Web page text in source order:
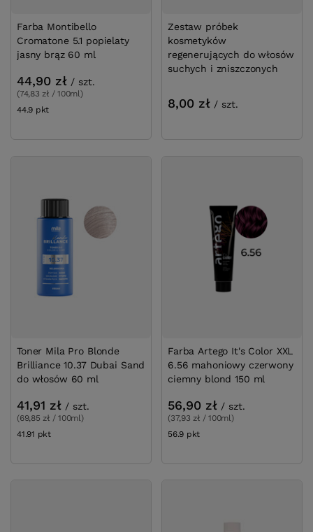
Farba Montibello
Cromatone 5.1 popielaty
jasny brąz 60 ml
44,90 zł / szt.
(74,83 zł / 100ml)
44.9 pkt
Zestaw próbek
kosmetyków
regenerujących do włosów
suchych i zniszczonych
8,00 zł / szt.
Toner Mila Pro Blonde
Brilliance 10.37 Dubai Sand
do włosów 60 ml
41,91 zł / szt.
(69,85 zł / 100ml)
41.91 pktpunktów
Farba Artego It's Color XXL
6.56 mahoniowy czerwony
ciemny blond 150 ml
56,90 zł / szt.
(37,93 zł / 100ml)
56.9 pkt